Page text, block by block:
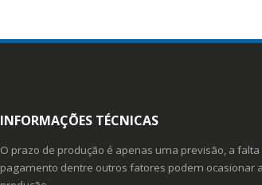
INFORMAÇÕES TÉCNICAS
O prazo de produção é apenas uma previsão, a falta
pagamento dentre outros fatores podem ocasionar